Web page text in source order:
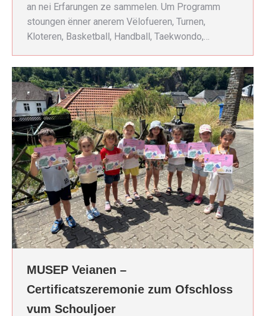
an nei Erfarungen ze sammelen. Um Programm
stoungen ënner anerem Vëlofueren, Turnen,
Kloteren, Basketball, Handball, Taekwondo,…
MUSEP Veianen –
Certificatszeremonie zum Ofschloss
vum Schouljoer